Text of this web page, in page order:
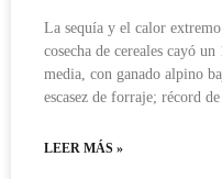
La sequía y el calor
cosecha de cereales cayó
media, con ganado alpino
escasez de forraje; récord
LEER MÁS »